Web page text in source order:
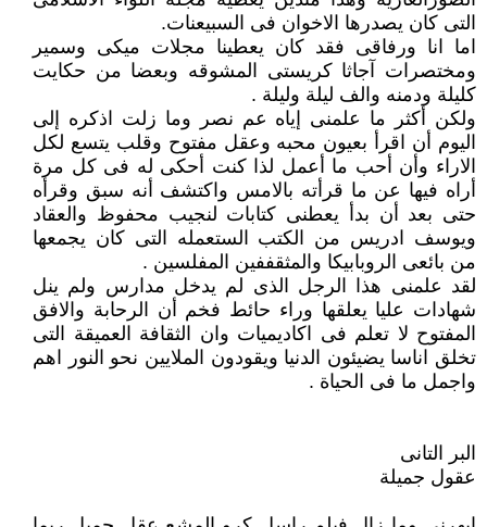
التى كان يصدرها الاخوان فى السبيعنات.
اما انا ورفاقى فقد كان يعطينا مجلات ميكى وسمير
ومختصرات آجاثا كريستى المشوقه وبعضا من حكايت
كليلة ودمنه والف ليلة وليلة .
ولكن أكثر ما علمنى إياه عم نصر وما زلت اذكره إلى
اليوم أن اقرأ بعيون محبه وعقل مفتوح وقلب يتسع لكل
الاراء وأن أحب ما أعمل لذا كنت أحكى له فى كل مرة
أراه فيها عن ما قرأته بالامس واكتشف أنه سبق وقرأه
حتى بعد أن بدأ يعطنى كتابات لنجيب محفوظ والعقاد
ويوسف ادريس من الكتب الستعمله التى كان يجمعها
من بائعى الروبابيكا والمثقففين المفلسين .
لقد علمنى هذا الرجل الذى لم يدخل مدارس ولم ينل
شهادات عليا يعلقها وراء حائط فخم أن الرحابة والافق
المفتوح لا تعلم فى اكاديميات وان الثقافة العميقة التى
تخلق اناسا يضيئون الدنيا ويقودون الملايين نحو النور اهم
واجمل ما فى الحياة .
البر التانى
عقول جميلة